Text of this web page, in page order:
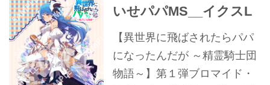
いせパパMS__イクスL
【異世界に飛ばされたらパパ
になったんだが ～精霊騎士団
物語～】第１弾ブロマイド・